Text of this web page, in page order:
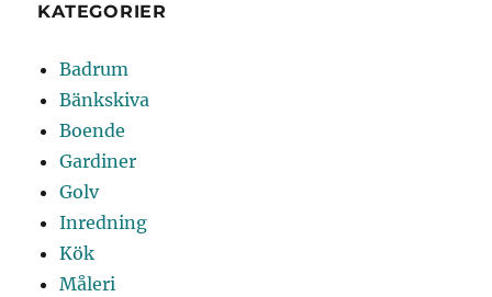
KATEGORIER
Badrum
Bänkskiva
Boende
Gardiner
Golv
Inredning
Kök
Måleri